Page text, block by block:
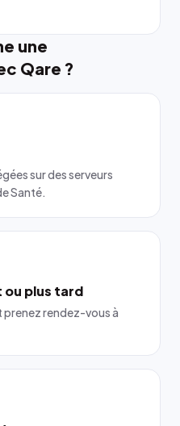
une
Qare ?
sur des serveurs
Santé.
ou plus tard
rendez-vous à